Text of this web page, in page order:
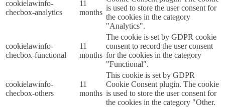
cookielawinfo-
checbox-analytics
11
months
is used to store the user consent for
the cookies in the category
"Analytics".
cookielawinfo-
checbox-functional
11
months
The cookie is set by GDPR cookie
consent to record the user consent
for the cookies in the category
"Functional".
cookielawinfo-
checbox-others
11
months
This cookie is set by GDPR
Cookie Consent plugin. The cookie
is used to store the user consent for
the cookies in the category "Other.